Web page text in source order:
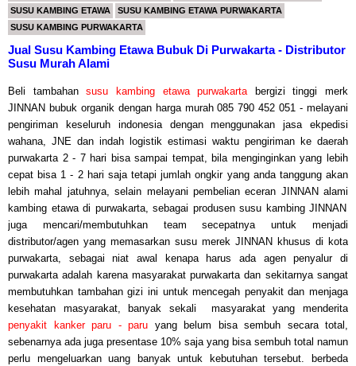
SUSU KAMBING ETAWA
SUSU KAMBING ETAWA PURWAKARTA
SUSU KAMBING PURWAKARTA
Jual Susu Kambing Etawa Bubuk Di Purwakarta - Distributor
Susu Murah Alami
Beli tambahansusu kambing etawa purwakartabergizi tinggi merk
JINNAN bubuk organik dengan harga murah 085 790 452 051 - melayani
pengiriman keseluruh indonesia dengan menggunakan jasa ekpedisi
wahana, JNE dan indah logistik estimasi waktu pengiriman ke daerah
purwakarta 2- 7 hari bisa sampai tempat, bila menginginkan yang lebih
cepat bisa 1 - 2 hari saja tetapi jumlah ongkir yang anda tanggung akan
lebih mahal jatuhnya, selain melayani pembelian eceran JINNAN alami
kambing etawadi purwakarta, sebagai produsen susu kambing JINNAN
juga mencari/membutuhkan team secepatnya untuk menjadi
distributor/agen yang memasarkan susu merek JINNAN khusus di kota
purwakarta, sebagai niat awal kenapa harus ada agen penyalur di
purwakarta adalah karena masyarakat purwakarta dan sekitarnya sangat
membutuhkan tambahan gizi ini untuk mencegah penyakit dan menjaga
kesehatan masyarakat, banyak sekali masyarakat yang menderita
penyakit kanker paru - paru yang belum bisa sembuh secara total,
sebenarnya ada juga presentase 10% saja yang bisa sembuh total namun
perlu mengeluarkan uang banyak untuk kebutuhan tersebut. berbeda